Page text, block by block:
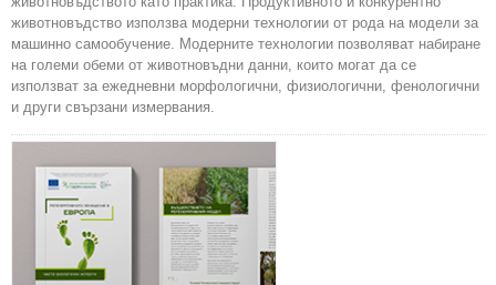
животновъдство използва модерни технологии от рода на модели за
машинно самообучение. Модерните технологии позволяват набиране
на големи обеми от животновъдни данни, които могат да се
използват за ежедневни морфологични, физиологични, фенологични
и други свързани измервания.